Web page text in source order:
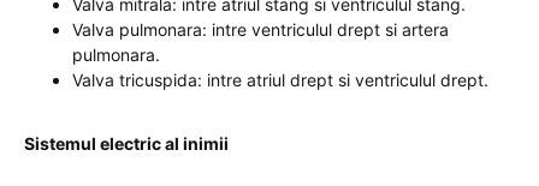
Valva mitrala: intre atriul stang si ventriculul stang.
Valva pulmonara: intre ventriculul drept si artera
pulmonara.
Valva tricuspida: intre atriul drept si ventriculul drept.
Sistemul electric al inimii